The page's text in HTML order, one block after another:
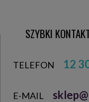
SZYBKI
TELEFON 12
E-MAIL